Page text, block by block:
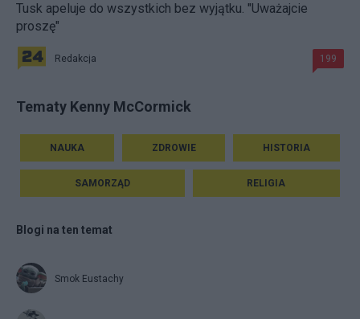
Tusk apeluje do wszystkich bez wyjątku. "Uważajcie
proszę"
Redakcja 199
Tematy Kenny McCormick
NAUKA ZDROWIE HISTORIA
SAMORZĄD RELIGIA
Blogi na ten temat
Smok Eustachy